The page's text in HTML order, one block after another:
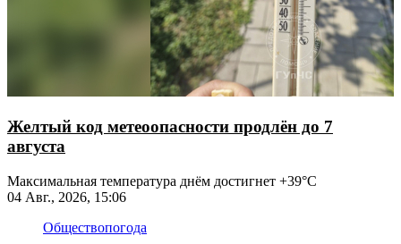
Желтый код метеоопасности продлён до 7
августа
Максимальная температура днём достигнет +39°C
04 Авг., 2026, 15:06
Обществопогода